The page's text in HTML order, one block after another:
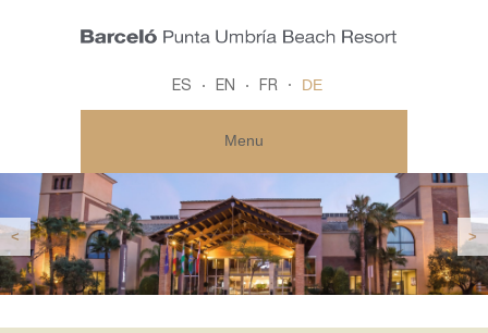
ES EN FR DE
Menu
< >